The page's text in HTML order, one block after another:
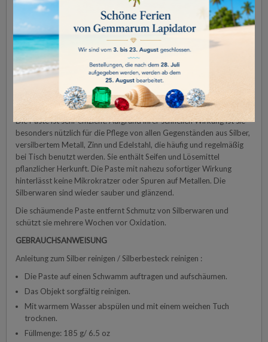
Die Paste gibt den Objekten ihren Glanz zurück.
Silver and Multimetal Foam bringt angelaufene Gegenstände aus
Silber, versilbertem Metall, Zinn und Edelstahl wieder zum Glänzen.
Es bietet umfassende Pflege für angelaufenes Silber sowie alle
anderen Metalle. Die schäumende Paste entfernt Schmutz von
Silberwaren und schützt sie mehrere Wochen vor Oxidation.
Schnelle und effiziente Anwendung, durch die die Objekte nicht
beschädigt werden.
Die Paste ist sehr effizient. Aufgrund ihrer schnellen Wirkung ist sie
besonders nützlich für die Pflege von allen Gegenständen aus Silber,
versilbertem Metall, Zinn und Edelstahl, die häufig und regelmäßig
bei Tisch benutzt werden. Sie enthält Seifen und Lösemittel
pflanzlicher Herkunft. Die Paste mit nahezu sofortiger Wirkung
hinterlässt keine Mikrokratzer oder Spuren auf Metallen. Die
Silberwaren sind wieder sauber und glänzend.
Die schäumende Paste entfernt Schmutz von Silberwaren und
schützt sie mehrere Wochen vor Oxidation.
GEBRAUCHSANWEISUNG
Anleitung zum Silber reinigen / Silberbesteck reinigen :
Die Paste auf einen Schwamm auftragen und aufschäumen.
Das Objekt sorgfältig reinigen.
Mit warmem Wasser abspülen und mit einem weichen Tuch
trocknen.
Füllmenge: 185 g/ 6.5 oz